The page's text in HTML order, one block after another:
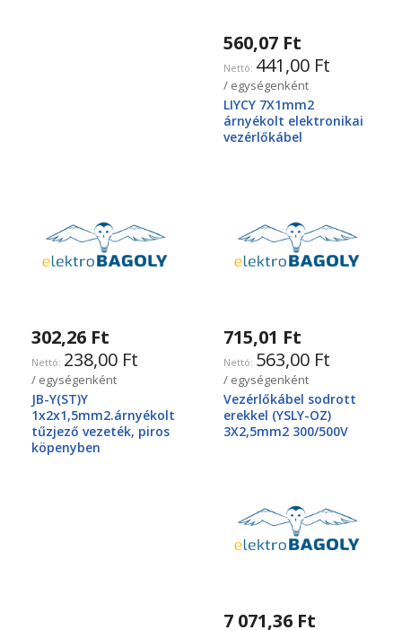
560,07 Ft
441,00 Ft
/ egységenként
LIYCY 7X1mm2
árnyékolt elektronikai
vezérlőkábel
302,26 Ft
238,00 Ft
/ egységenként
JB-Y(ST)Y
1x2x1,5mm2.árnyékolt
tűzjező vezeték, piros
köpenyben
715,01 Ft
563,00 Ft
/ egységenként
Vezérlőkábel sodrott
erekkel (YSLY-OZ)
3X2,5mm2 300/500V
7 071,36 Ft